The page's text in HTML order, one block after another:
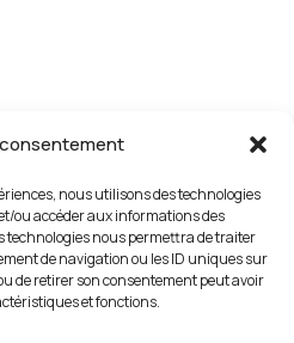
nous utilisons des technologies
ou accéder aux informations des
technologies nous permettra de traiter
de navigation ou les ID uniques sur
de retirer son consentement peut avoir
et fonctions.